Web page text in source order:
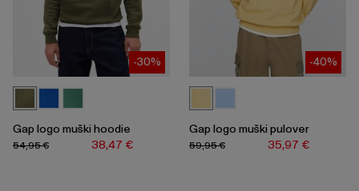
-30%
Gap logo muški hoodie
38,47 €
54,95 €
-40%
Gap logo muški pulover
35,97 €
59,95 €